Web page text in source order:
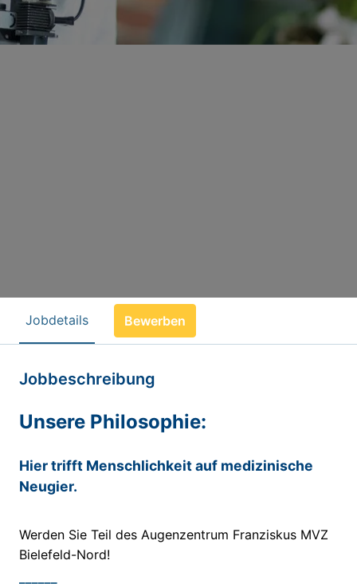
Jobdetails Bewerben
Jobbeschreibung
Unsere Philosophie:
Hier trifft Menschlichkeit auf medizinische
Neugier.
Werden Sie Teil des Augenzentrum Franziskus MVZ
Bielefeld-Nord!